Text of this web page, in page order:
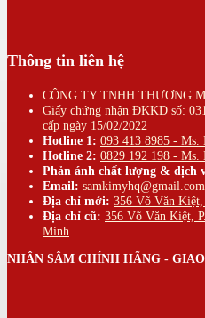
Thông tin liên hệ
CÔNG TY TNHH THƯƠNG
Giấy chứng nhận ĐKKD số:
cấp ngày 15/02/2022
Hotline 1: 093 413 8985 - Ms.
Hotline 2: 0829 192 198 - Ms.
Phản ánh chất lượng & dịch
Email: samkimyhq@gmail.com
Địa chỉ mới: 356 Võ Văn
Địa chỉ cũ: 356 Võ Văn Kiệt,
Minh
NHÂN SÂM CHÍNH HÃNG -